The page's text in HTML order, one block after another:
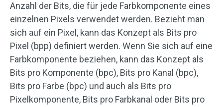
Anzahl der Bits, die für jede Farbkomponente eines
einzelnen Pixels verwendet werden. Bezieht man
sich auf ein Pixel, kann das Konzept als Bits pro
Pixel (bpp) definiert werden. Wenn Sie sich auf eine
Farbkomponente beziehen, kann das Konzept als
Bits pro Komponente (bpc), Bits pro Kanal (bpc),
Bits pro Farbe (bpc) und auch als Bits pro
Pixelkomponente, Bits pro Farbkanal oder Bits pro